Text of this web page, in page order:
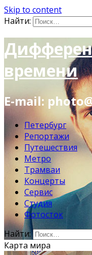
Skip to content
Найти:
времени
E-mail:
Петербург
Репортажи
Путешествия
Метро
Трамваи
Концерты
Сервис
Студия
Фотосток
Найти:
Карта мира